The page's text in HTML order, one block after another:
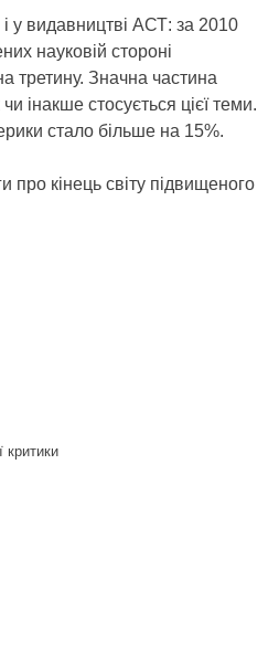
у видавництві АСТ: за 2010
науковій стороні
третину. Значна частина
інакше стосується цієї теми.
стало більше на 15%.
про кінець світу підвищеного
критики